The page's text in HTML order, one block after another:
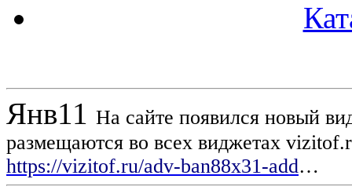
Янв11 На сайте появился новый
размещаются во всех виджетах
https://vizitof.ru/adv-ban88x31-add…